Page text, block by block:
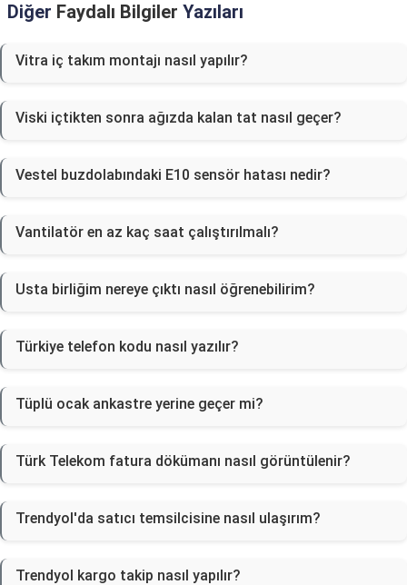
Diğer Faydalı Bilgiler Yazıları
Vitra iç takım montajı nasıl yapılır?
Viski içtikten sonra ağızda kalan tat nasıl geçer?
Vestel buzdolabındaki E10 sensör hatası nedir?
Vantilatör en az kaç saat çalıştırılmalı?
Usta birliğim nereye çıktı nasıl öğrenebilirim?
Türkiye telefon kodu nasıl yazılır?
Tüplü ocak ankastre yerine geçer mi?
Türk Telekom fatura dökümanı nasıl görüntülenir?
Trendyol'da satıcı temsilcisine nasıl ulaşırım?
Trendyol kargo takip nasıl yapılır?